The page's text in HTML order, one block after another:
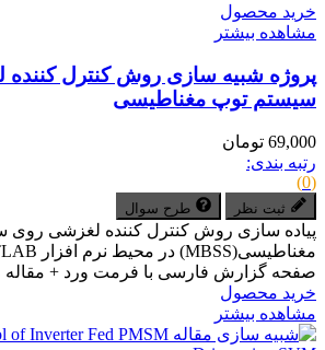
خرید محصول
مشاهده بیشتر
پروژه شبیه سازی روش کنترل
سیستم توپ مغناطیسی
69,000 تومان
رتبه بندی:
(0)
ثبت نظر طرح سوال
پیاده سازی روش کنترل کننده لغزشی روی
صفحه گزارش فارسی با فرمت ورد + مقاله
خرید محصول
مشاهده بیشتر